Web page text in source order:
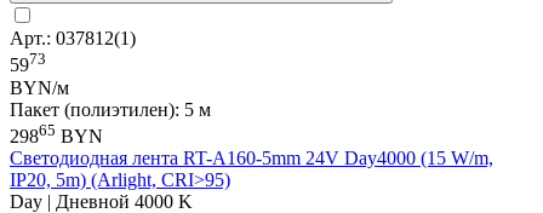
Арт.: 037812(1)
5973
BYN/м
Пакет (полиэтилен): 5 м
29865 BYN
Светодиодная лента RT-A160-5mm 24V Day4000 (15 W/m,
IP20, 5m) (Arlight, CRI>95)
Day | Дневной 4000 K